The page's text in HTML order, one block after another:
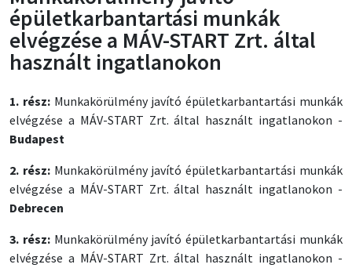
épületkarbantartási munkák
elvégzése a MÁV-START Zrt. által
használt ingatlanokon
1. rész:Munkakörülmény javító épületkarbantartási munkák
elvégzése a MÁV-START Zrt. által használt ingatlanokon -
Budapest
2. rész:Munkakörülmény javító épületkarbantartási munkák
elvégzése a MÁV-START Zrt. által használt ingatlanokon -
Debrecen
3. rész:Munkakörülmény javító épületkarbantartási munkák
elvégzése a MÁV-START Zrt. által használt ingatlanokon -